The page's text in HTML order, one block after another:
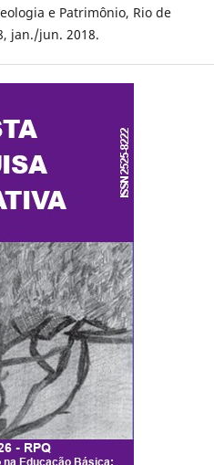
e Patrimônio, Rio de
jan./jun. 2018.